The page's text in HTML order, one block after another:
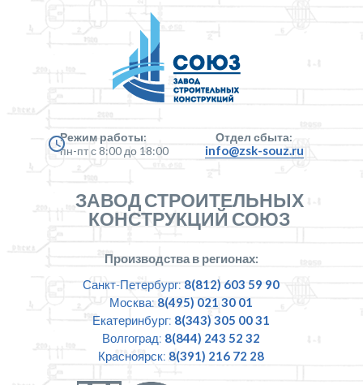
Режим работы:
пн-пт с 8:00 до 18:00
Отдел сбыта:
info@zsk-souz.ru
ЗАВОД СТРОИТЕЛЬНЫХ
КОНСТРУКЦИЙ СОЮЗ
Производства в регионах:
Санкт-Петербург: 8(812) 603 59 90
Москва: 8(495) 021 30 01
Екатеринбург: 8(343) 305 00 31
Волгоград: 8(844) 243 52 32
Красноярск: 8(391) 216 72 28